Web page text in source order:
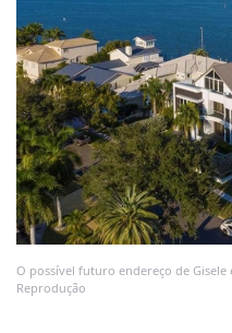
O possível futuro endereço de
Reprodução